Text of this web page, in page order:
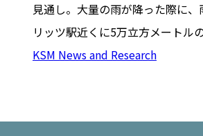
#コスメ
#フロマージュ
#おでかけ
#SDGs
#アート
見通し。大量の雨が降った際に
リッツ駅近くに5万立方メートル
KSM News and Research